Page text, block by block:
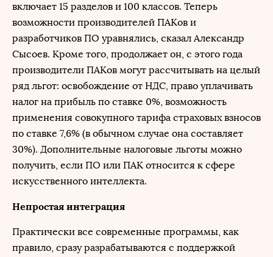
включает 15 разделов и 100 классов. Теперь
возможности производителей ПАКов и
разработчиков ПО уравнялись, сказал Александр
Сысоев. Кроме того, продолжает он, с этого года
производители ПАКов могут рассчитывать на целый
ряд льгот: освобождение от НДС, право уплачивать
налог на прибыль по ставке 0%, возможность
применения совокупного тарифа страховых взносов
по ставке 7,6% (в обычном случае она составляет
30%). Дополнительные налоговые льготы можно
получить, если ПО или ПАК относится к сфере
искусственного интеллекта.
Непростая интеграция
Практически все современные программы, как
правило, сразу разрабатываются с поддержкой